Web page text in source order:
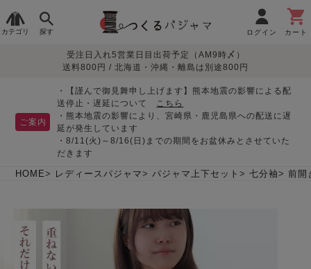
カテゴリ 探す ログイン カート
レディースパジャマ
生地で
さがす
目的別で
さがす
敏感肌用
パジャマ
入院・介護
胸が目立たない
マタニティ
パジャマ
ペアで
そろえたい
デザインで
さがす
パジャマ
前開き かぶり
夏パジャマ特集 つくるパジャマとは
お支払い・送料・配送
について
返品・交換について
受注日入れ5営業日目出荷予定（AM9時〆）
送料800円 / 北海道・沖縄・離島は別途800円
ご案内
・【謹んで御見舞申し上げます】熊本地震の影響による配
送停止・遅延について こちら
・熊本地震の影響により、宮崎県・鹿児島県への配送に遅
延が発生しています
・8/11(火)～8/16(日)までの期間をお盆休みとさせていた
だきます
HOME レディースパジャマ パジャマ上下セット 七分袖 前開